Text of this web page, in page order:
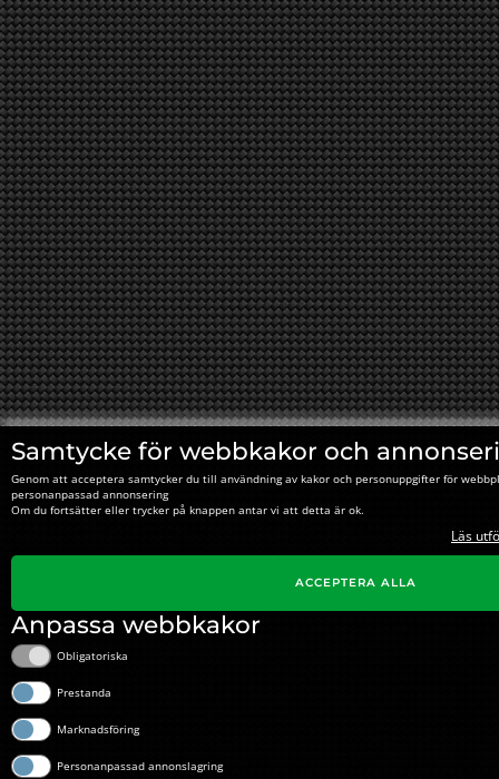
Samtycke för webbkakor och
Genom att acceptera samtycker du till användning av kakor och personuppgifter för
personanpassad annonsering
Om du fortsätter eller trycker på knappen antar vi att detta är ok.
Läs
ACCEPTERA ALLA
Anpassa webbkakor
Obligatoriska
Prestanda
Marknadsföring
Personanpassad annonslagring